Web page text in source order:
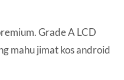
Grade A LCD
mahu jimat kos android